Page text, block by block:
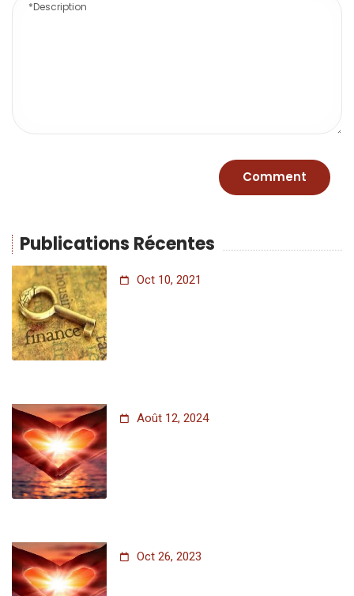
Publications Récentes
Oct 10, 2021
Août 12, 2024
Oct 26, 2023